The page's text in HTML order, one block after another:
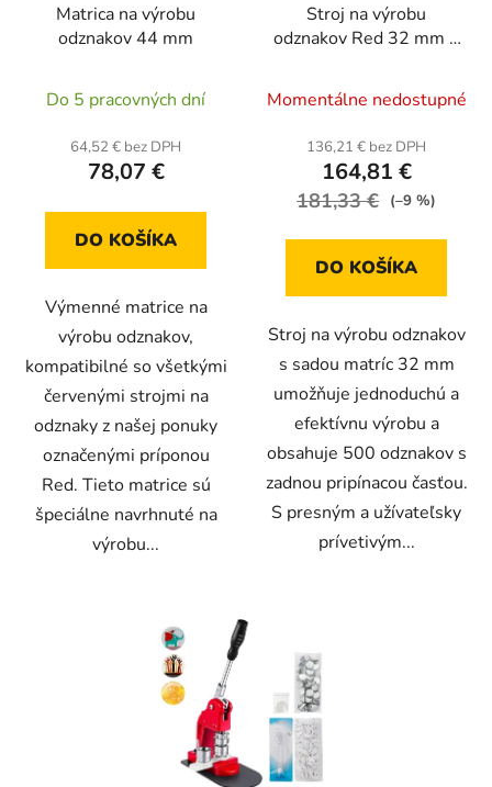
Matrica na výrobu
odznakov 44 mm
Do 5 pracovných dní
64,52 € bez DPH
78,07 €
DO KOŠÍKA
Výmenné matrice na
výrobu odznakov,
kompatibilné so všetkými
červenými strojmi na
odznaky z našej ponuky
označenými príponou
Red. Tieto matrice sú
špeciálne navrhnuté na
výrobu...
Stroj na výrobu
odznakov Red 32 mm +
Momentálne nedostupné
136,21 € bez DPH
164,81 €
181,33 € (–9 %)
DO KOŠÍKA
Stroj na výrobu odznakov
s sadou matríc 32 mm
umožňuje jednoduchú a
efektívnu výrobu a
obsahuje 500 odznakov s
zadnou pripínacou časťou.
S presným a užívateľsky
prívetivým...